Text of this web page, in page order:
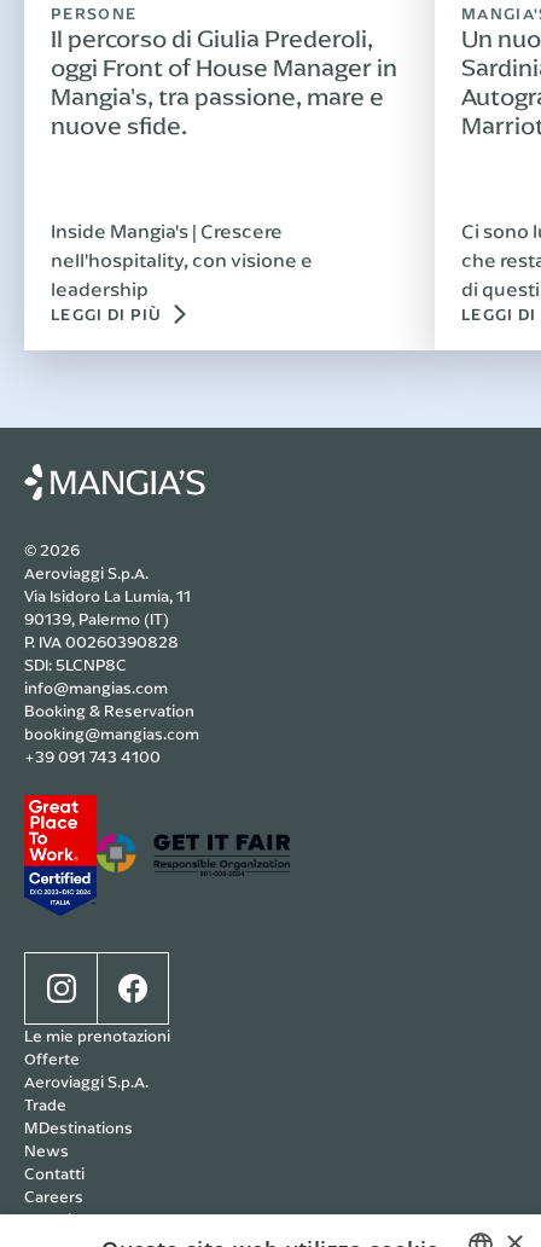
PERSONE
Il percorso di Giulia Prederoli,
oggi Front of House Manager in
Mangia's, tra passione, mare e
nuove sfide.
Inside Mangia's | Crescere
nell'hospitality, con visione e
leadership
LEGGI DI PIÙ
Un
Ci sono
che
di
LEGGI
© 2026
Aeroviaggi S.p.A.
Via Isidoro La Lumia, 11
90139, Palermo (IT)
P. IVA 00260390828
SDI: 5LCNP8C
info@mangias.com
Booking & Reservation
booking@mangias.com
+39 091 743 4100
Le mie prenotazioni
Offerte
Aeroviaggi S.p.A.
Trade
MDestinations
News
Contatti
Careers
Wedding